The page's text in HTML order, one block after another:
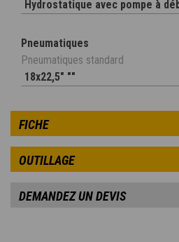
Hydrostatique avec pompe à
Pneumatiques
Pneumatiques standard
18x22,5" ""
FICHE
OUTILLAGE
DEMANDEZ UN DEVIS